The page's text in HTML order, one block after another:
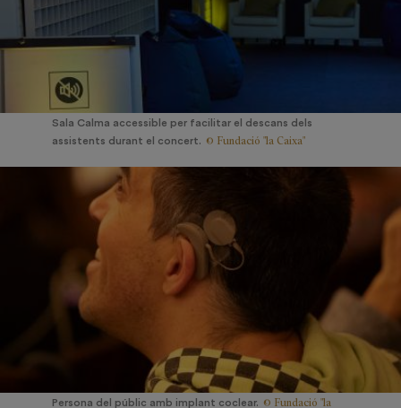
Sala Calma accessible per facilitar el descans dels
assistents durant el concert. © Fundació "la Caixa"
Persona del públic amb implant coclear. © Fundació "la